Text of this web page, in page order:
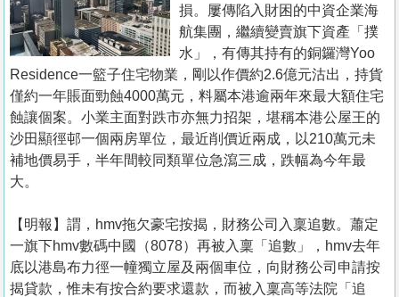
手
冊
關
於
我
們
損。屢傳陷入財困的中資企業海
航集團，繼續變賣旗下資產「撲
水」，有傳其持有的銅鑼灣Yoo
Residence一籃子住宅物業，剛以作價約2.6億元沽出，持貨
僅約一年賬面勁蝕4000萬元，料屬本港逾兩年來最大額住宅
蝕讓個案。小業主面對跌市亦無力招架，堪稱本港公屋王的
沙田顯徑邨一個兩房單位，最近削價近兩成，以210萬元未
補地價易手，半年間較同類單位急瀉三成，跌幅為今年最
大。
【明報】謂，hmv拖欠豪宅按揭，財務公司入稟追數。蕭定
一旗下hmv數碼中國（8078）再被入稟「追數」，hmv去年
底以港島布力徑一幢獨立屋及兩個車位，向財務公司申請按
揭貸款，惟未有按合約要求還款，而被入稟高等法院「追